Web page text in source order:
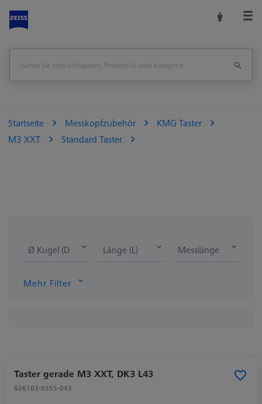
Startseite Messkopfzubehör
KMG Taster
M3 XXT
Standard Taster
Ø Kugel (DK) Länge (L) Messlänge (ML)
Mehr Filter
Taster gerade M3 XXT, DK3 L43
626103-0355-043